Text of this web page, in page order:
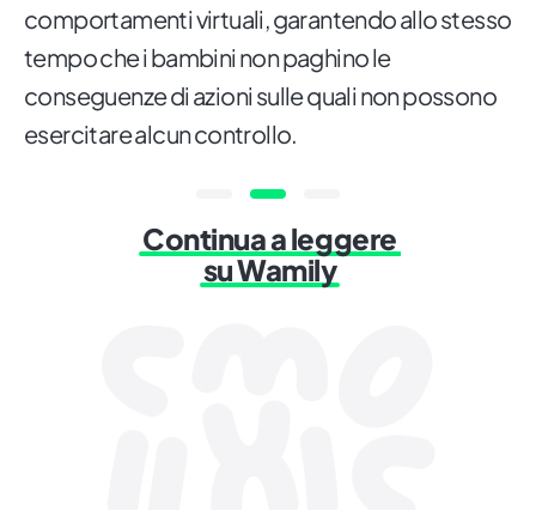
comportamenti virtuali, garantendo allo stesso
tempo che i bambini non paghino le
conseguenze di azioni sulle quali non possono
esercitare alcun controllo.
Continua a leggere
su Wamily